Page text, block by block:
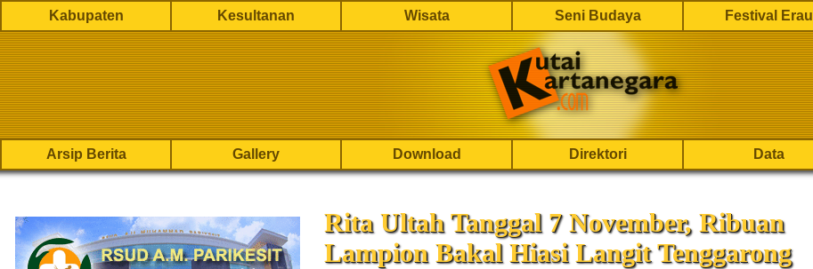
Kabupaten Kesultanan Wisata Seni Budaya Festival Erau
Arsip Berita Gallery Download Direktori Data
Rita Ultah Tanggal 7 November, Ribuan
Lampion Bakal Hiasi Langit Tenggarong